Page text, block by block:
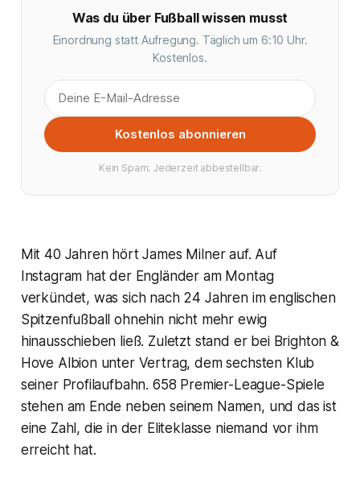
Was du über Fußball wissen musst
Einordnung statt Aufregung. Täglich um 6:10 Uhr.
Kostenlos.
Kostenlos abonnieren
Kein Spam. Jederzeit abbestellbar.
Mit 40 Jahren hört James Milner auf. Auf
Instagram hat der Engländer am Montag
verkündet, was sich nach 24 Jahren im englischen
Spitzenfußball ohnehin nicht mehr ewig
hinausschieben ließ. Zuletzt stand er bei Brighton &
Hove Albion unter Vertrag, dem sechsten Klub
seiner Profilaufbahn. 658 Premier-League-Spiele
stehen am Ende neben seinem Namen, und das ist
eine Zahl, die in der Eliteklasse niemand vor ihm
erreicht hat.